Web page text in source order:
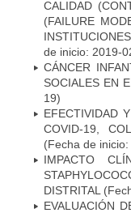
CALIDAD
(FAILURE
de inicio: 2019-
CÁNCER
SOCIALES EN
19)
EFECTIVIDAD
COVID-19,
(Fecha de
IMPACTO
DISTRITAL
EVALUACIÓN